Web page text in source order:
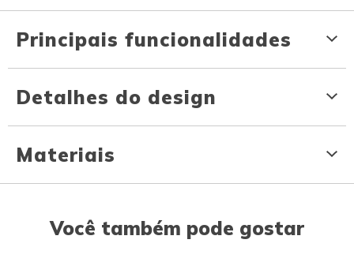
Principais funcionalidades
Detalhes do design
Materiais
Você também pode gostar